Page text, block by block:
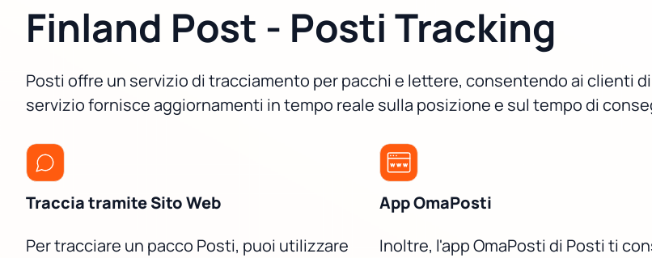
Finland Post - Posti Tracking
Posti offre un servizio di tracciamento per pacchi e lettere, consentendo ai clienti
servizio fornisce aggiornamenti in tempo reale sulla posizione e sul tempo di
Traccia tramite Sito Web
Per tracciare un pacco Posti, puoi utilizzare
App OmaPosti
Inoltre, l'app OmaPosti di Posti ti